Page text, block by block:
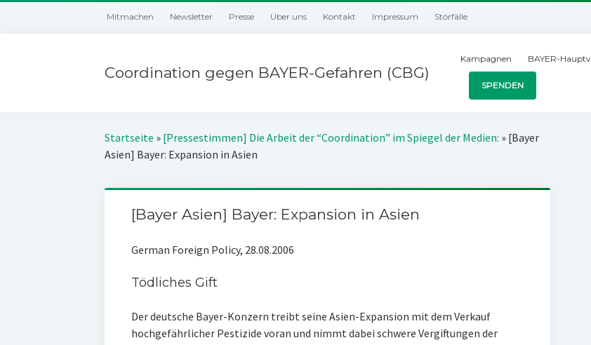
Mitmachen Newsletter Presse Über uns Kontakt Impressum Störfälle
Coordination gegen BAYER-Gefahren (CBG)
Kampagnen BAYER-
SPENDEN
Startseite » [Pressestimmen] Die Arbeit der “Coordination” im Spiegel der Medien: » [Bayer
Asien] Bayer: Expansion in Asien
[Bayer Asien] Bayer: Expansion in Asien
German Foreign Policy, 28.08.2006
Tödliches Gift
Der deutsche Bayer-Konzern treibt seine Asien-Expansion mit dem Verkauf
hochgefährlicher Pestizide voran und nimmt dabei schwere Vergiftungen der